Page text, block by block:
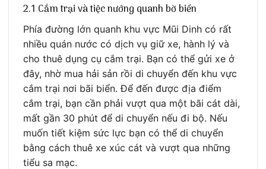
2.1 Cắm trại và tiệc nướng quanh bờ biển
Phía đường lớn quanh khu vực Mũi Dinh có rất
nhiều quán nước có dịch vụ giữ xe, hành lý và
cho thuê dụng cụ cắm trại. Bạn có thể gửi xe ở
đây, nhờ mua hải sản rồi di chuyển đến khu vực
cắm trại nơi bãi biển. Để đến được địa điểm
cắm trại, bạn cần phải vượt qua một bãi cát dài,
mất gần 30 phút để di chuyển nếu đi bộ. Nếu
muốn tiết kiệm sức lực bạn có thể di chuyển
bằng cách thuê xe xúc cát và vượt qua những
tiểu sa mạc.